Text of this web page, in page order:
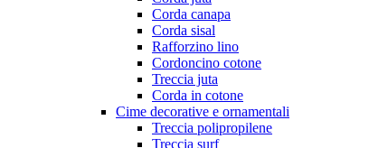
Corda canapa
Corda sisal
Rafforzino lino
Cordoncino cotone
Treccia juta
Corda in cotone
Cime decorative e ornamentali
Treccia polipropilene
Treccia surf